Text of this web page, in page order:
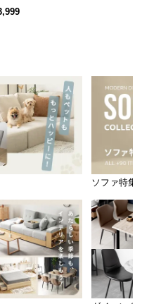
ール 4段階高さ調節 サイドフ
ク オープンラック シンプル
ソファ特集